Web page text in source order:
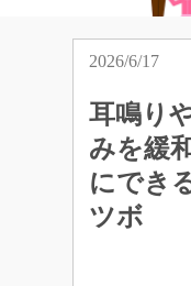
2026/6/17
耳鳴り
みを緩
にでき
ツボ